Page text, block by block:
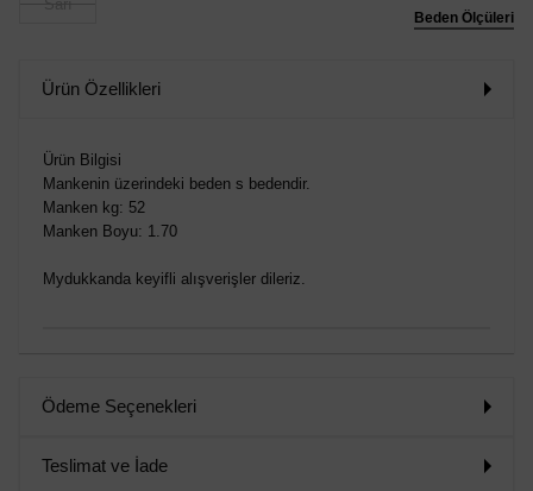
Beden Ölçüleri
Ürün Özellikleri
Ürün Bilgisi
Mankenin üzerindeki beden s bedendir.
Manken kg: 52
Manken Boyu: 1.70
Mydukkanda keyifli alışverişler dileriz.
Ödeme Seçenekleri
Teslimat ve İade